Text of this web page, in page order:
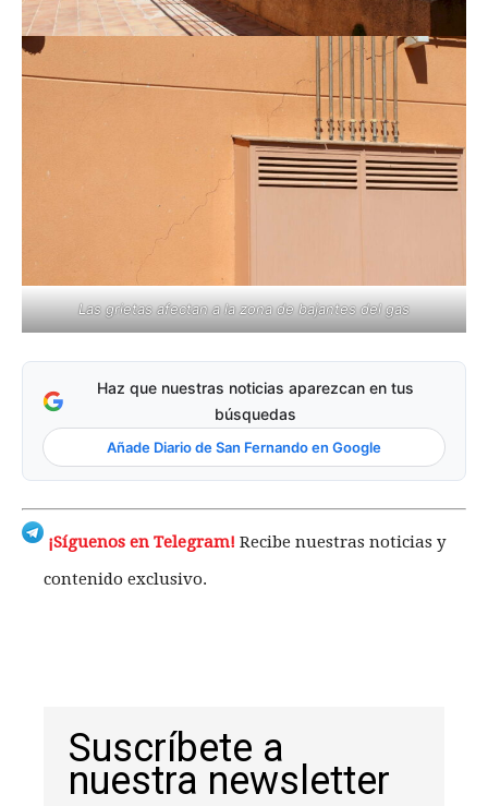
Las grietas afectan a la zona de bajantes del gas
Haz que nuestras noticias aparezcan en tus
búsquedas
Añade Diario de San Fernando en Google
¡Síguenos en Telegram! Recibe nuestras noticias y
contenido exclusivo.
Suscríbete a
nuestra newsletter